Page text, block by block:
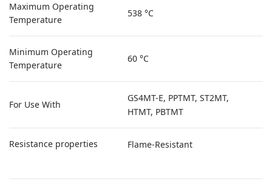
Maximum Operating
Temperature
538 °C
Minimum Operating
Temperature
60 °C
For Use With
GS4MT-E, PPTMT, ST2MT,
HTMT, PBTMT
Resistance properties Flame-Resistant